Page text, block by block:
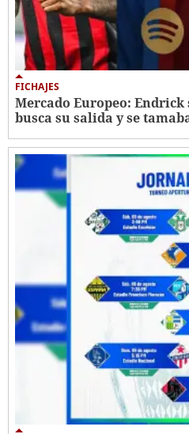
FICHAJES
Mercado Europeo:
busca su salida y se